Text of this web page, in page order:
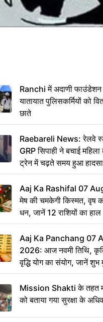
Ranchi में अदाणी
यातायात पुलिसकर्मियों को
छाते
Raebareli News: रेलवे
GRP सिपाही ने बचाई
ट्रेन में चढ़ते समय हुआ
CCTV में कैद
Aaj Ka Rashifal 07
मेष की चमकेगी किस्मत, वृष
धन, जानें 12 राशियों का हाल
Aaj Ka Panchang 07
2026: आज नवमी तिथि,
वृद्धि योग का संयोग, जानें शुभ
का सही समय
Mission Shakti के तहत
को बताया गया सुरक्षा के